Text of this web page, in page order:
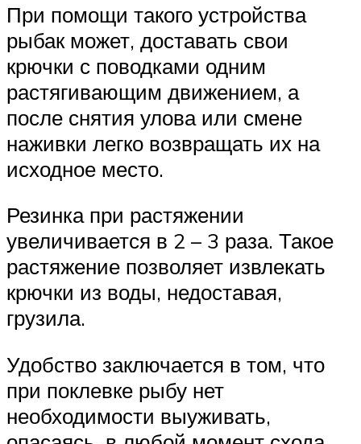
При помощи такого устройства
рыбак может, доставать свои
крючки с поводками одним
растягивающим движением, а
после снятия улова или смене
наживки легко возвращать их на
исходное место.
Резинка при растяжении
увеличивается в 2 – 3 раза. Такое
растяжение позволяет извлекать
крючки из воды, недоставая,
грузила.
Удобство заключается в том, что
при поклевке рыбу нет
необходимости выуживать,